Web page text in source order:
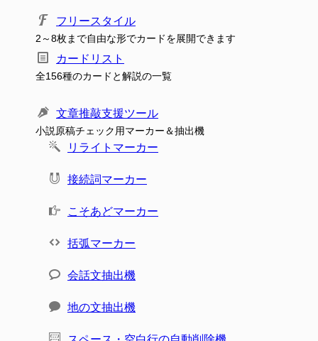
フリースタイル
2～8枚まで自由な形でカードを展開できます
カードリスト
全156種のカードと解説の一覧
文章推敲支援ツール
小説原稿チェック用マーカー＆抽出機
リライトマーカー
接続詞マーカー
こそあどマーカー
括弧マーカー
会話文抽出機
地の文抽出機